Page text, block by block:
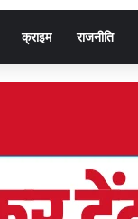
क्राइम राजनीति